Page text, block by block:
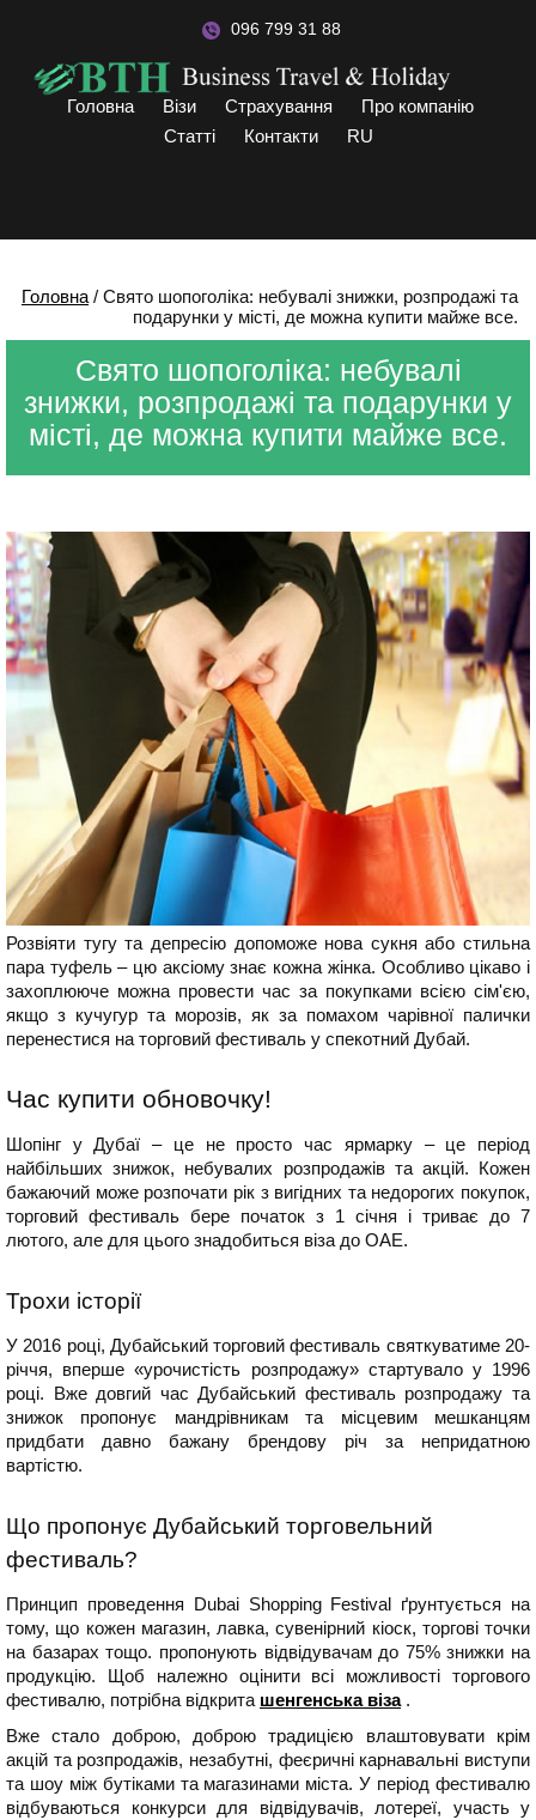
Головна Візи Страхування
Про компанію
Статті
Контакти RU
096 799 31 88
Головна / Свято шопоголіка: небувалі знижки, розпродажі та
подарунки у місті, де можна купити майже все.
Свято шопоголіка: небувалі
знижки, розпродажі та подарунки у
місті, де можна купити майже все.
Розвіяти тугу та депресію допоможе нова сукня або стильна
пара туфель – цю аксіому знає кожна жінка. Особливо цікаво і
захоплююче можна провести час за покупками всією сім'єю,
якщо з кучугур та морозів, як за помахом чарівної палички
перенестися на торговий фестиваль у спекотний Дубай.
Час купити обновочку!
Шопінг у Дубаї – це не просто час ярмарку – це період
найбільших знижок, небувалих розпродажів та акцій. Кожен
бажаючий може розпочати рік з вигідних та недорогих покупок,
торговий фестиваль бере початок з 1 січня і триває до 7
лютого, але для цього знадобиться віза до ОАЕ.
Трохи історії
У 2016 році, Дубайський торговий фестиваль святкуватиме 20-
річчя, вперше «урочистість розпродажу» стартувало у 1996
році. Вже довгий час Дубайський фестиваль розпродажу та
знижок пропонує мандрівникам та місцевим мешканцям
придбати давно бажану брендову річ за непридатною
вартістю.
Що пропонує Дубайський торговельний
фестиваль?
Принцип проведення Dubai Shopping Festival ґрунтується на
тому, що кожен магазин, лавка, сувенірний кіоск, торгові точки
на базарах тощо. пропонують відвідувачам до 75% знижки на
продукцію. Щоб належно оцінити всі можливості торгового
фестивалю, потрібна відкрита шенгенська віза.
Вже стало доброю, доброю традицією влаштовувати крім
акцій та розпродажів, незабутні, феєричні карнавальні виступи
та шоу між бутіками та магазинами міста. У період фестивалю
відбуваються конкурси для відвідувачів, лотереї, участь у